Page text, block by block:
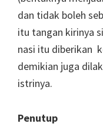
dan tidak boleh
itu tangan kirinya
nasi itu diberikan
demikian juga
istrinya.
Penutup